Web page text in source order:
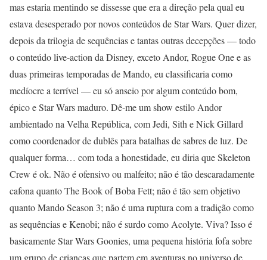
mas estaria mentindo se dissesse que era a direção pela qual eu
estava desesperado por novos conteúdos de Star Wars. Quer dizer,
depois da trilogia de sequências e tantas outras decepções — todo
o conteúdo live-action da Disney, exceto Andor, Rogue One e as
duas primeiras temporadas de Mando, eu classificaria como
medíocre a terrível — eu só anseio por algum conteúdo bom,
épico e Star Wars maduro. Dê-me um show estilo Andor
ambientado na Velha República, com Jedi, Sith e Nick Gillard
como coordenador de dublês para batalhas de sabres de luz. De
qualquer forma… com toda a honestidade, eu diria que Skeleton
Crew é ok. Não é ofensivo ou malfeito; não é tão descaradamente
cafona quanto The Book of Boba Fett; não é tão sem objetivo
quanto Mando Season 3; não é uma ruptura com a tradição como
as sequências e Kenobi; não é surdo como Acolyte. Viva? Isso é
basicamente Star Wars Goonies, uma pequena história fofa sobre
um grupo de crianças que partem em aventuras no universo de